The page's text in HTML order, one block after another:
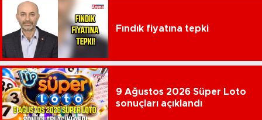
Fındık fiyatına tepki
9 Ağustos 2026 Süper Loto
sonuçları açıklandı